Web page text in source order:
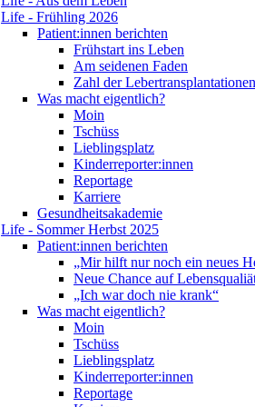
Life - Frühling 2026
Patient:innen berichten
Frühstart ins Leben
Am seidenen Faden
Zahl der
Was macht eigentlich?
Moin
Tschüss
Lieblingsplatz
Kinderreporter:innen
Reportage
Karriere
Gesundheitsakademie
Life - Sommer Herbst 2025
Patient:innen berichten
„Mir hilft nur noch ein neues
Neue Chance auf
„Ich war doch nie krank“
Was macht eigentlich?
Moin
Tschüss
Lieblingsplatz
Kinderreporter:innen
Reportage